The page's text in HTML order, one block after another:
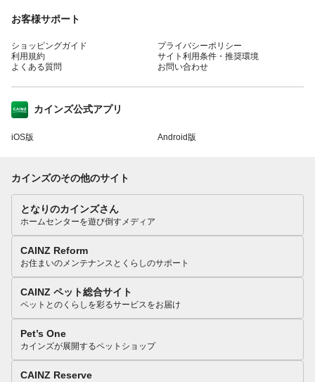
お客様サポート
ショッピングガイド
利用規約
よくある質問
プライバシーポリシー
サイト利用条件・推奨環境
お問い合わせ
カインズ公式アプリ
iOS版 Android版
カインズのその他のサイト
となりのカインズさん
ホームセンターを遊び倒すメディア
CAINZ Reform
お住まいのメンテナンスとくらしのサポート
CAINZ ペット総合サイト
ペットとのくらしを彩るサービスをお届け
Pet’s One
カインズが展開するペットショップ
CAINZ Reserve